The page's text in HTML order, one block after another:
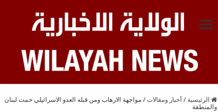
الرئيسية / أخبار ومقالات / مواجهة الارهاب ومن قبله العدو الاسرائيلي حمت لبنان
والمنطقة